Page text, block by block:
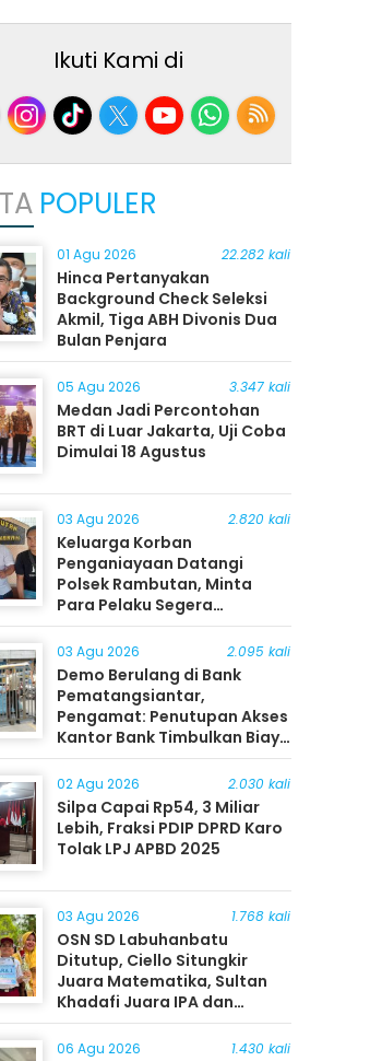
Ikuti Kami di
POPULER
01 Agu 2026 22.282 kali
Hinca Pertanyakan
Background Check Seleksi
Akmil, Tiga ABH Divonis Dua
Bulan Penjara
05 Agu 2026 3.347 kali
Medan Jadi Percontohan
BRT di Luar Jakarta, Uji Coba
Dimulai 18 Agustus
03 Agu 2026 2.820 kali
Keluarga Korban
Penganiayaan Datangi
Polsek Rambutan, Minta
Para Pelaku Segera
Ditangkap
03 Agu 2026 2.095 kali
Demo Berulang di Bank
Pematangsiantar,
Pengamat: Penutupan Akses
Kantor Bank Timbulkan Biaya
Ekonomi bagi Masyarakat
02 Agu 2026 2.030 kali
Silpa Capai Rp54, 3 Miliar
Lebih, Fraksi PDIP DPRD Karo
Tolak LPJ APBD 2025
03 Agu 2026 1.768 kali
OSN SD Labuhanbatu
Ditutup, Ciello Situngkir
Juara Matematika, Sultan
Khadafi Juara IPA dan
Timothy Rangkuti Juara IPS
06 Agu 2026 1.430 kali